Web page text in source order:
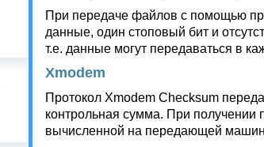
При передаче файлов с помощью
данные, один стоповый бит и
т.е. данные могут передаваться в
Xmodem
Протокол Xmodem Checksum
контрольная сумма. При получении
вычисленной на передающей